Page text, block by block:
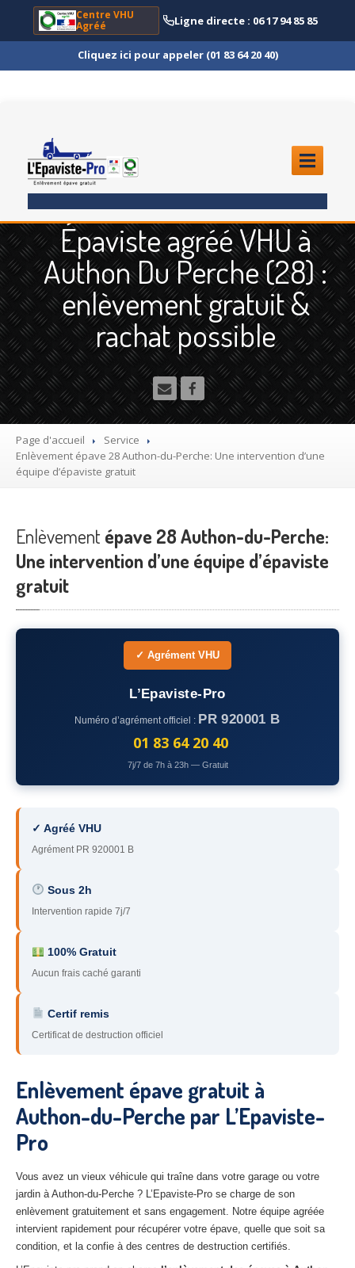
Centre VHU
Agréé
Ligne directe : 06 17 94 85 85
Cliquez ici pour appeler (01 83 64 20 40)
ENLÈVEMENTÉPAVE
Quoi?
Scooteret Moto
Camion et Poids Lourd
Utilitaire
Démolisseuragrée VHU gratuit
Mettre à la casse sa voiture
Dépollutionde véhicule hors d’usage gratuit
Destructionde voiture agréé
EpavisteGratuit
Rachat
Où?
– Seine-et-Marne
– Yvelines
– Hauts-de-Seine
93– Seine-Saint-Denis
94 – Val-de-Marne
95– Val d’Oise
91 – Essonne
– Yonne
60 – Oise
45 – Loiret
10– Aube
Tousles secteurs
CENTREVHU AGRÉE
Centreagréé VHU Paris 75 : casse auto avec destruction
Épaviste agréé VHU à
Authon Du Perche (28) :
enlèvement gratuit &
rachat possible
Page d'accueil
Service
Enlèvement épave 28 Authon-du-Perche: Une intervention d’une
équipe d’épaviste gratuit
Enlèvement épave 28 Authon-du-Perche:
Une intervention d’une équipe d’épaviste
gratuit
✓ Agrément VHU
L’Epaviste-Pro
Numéro d’agrément officiel : PR 920001 B
01 83 64 20 40
7j/7 de 7h à 23h — Gratuit
✓ Agréé VHU
Agrément PR 920001 B
Sous 2h
Intervention rapide 7j/7
100% Gratuit
Aucun frais caché garanti
Certif remis
Certificat de destruction officiel
Enlèvement épave gratuit à
Authon-du-Perche par L’Epaviste-
Pro
Vous avez un vieux véhicule qui traîne dans votre garage ou votre
jardin à Authon-du-Perche ? L’Epaviste-Pro se charge de son
enlèvement gratuitement et sans engagement. Notre équipe agréée
intervient rapidement pour récupérer votre épave, quelle que soit sa
condition, et la confie à des centres de destruction certifiés.